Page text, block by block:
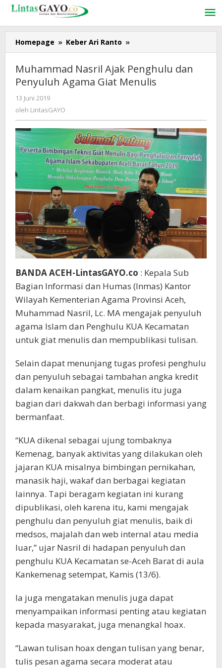
Lewati
konten
Homepage » Keber Ari Ranto »
Nasril
Penghulu
dan
Muhammad Nasril Ajak Penghulu dan
Penyuluh Agama Giat Menulis
13 Juni 2019
LintasGAYO
oleh LintasGAYO
BANDA ACEH-LintasGAYO.co : Kepala Sub
Bagian Informasi dan Humas (Inmas) Kantor
Wilayah Kementerian Agama Provinsi Aceh,
Muhammad Nasril, Lc. MA mengajak penyuluh
agama Islam dan Penghulu KUA Kecamatan
untuk giat menulis dan mempublikasi tulisan.
Selain dapat menunjang tugas profesi penghulu
dan penyuluh sebagai tambahan angka kredit
dalam kenaikan pangkat, menulis itu juga
bagian dari dakwah dan berbagi informasi yang
bermanfaat.
“KUA dikenal sebagai ujung tombaknya
Kemenag, banyak aktivitas yang dilakukan oleh
jajaran KUA misalnya bimbingan pernikahan,
manasik haji, wakaf dan berbagai kegiatan
lainnya. Tapi beragam kegiatan ini kurang
dipublikasi, oleh karena itu, kami mengajak
penghulu dan penyuluh giat menulis, baik di
medsos, majalah dan web internal atau media
luar,” ujar Nasril di hadapan penyuluh dan
penghulu KUA Kecamatan se-Aceh Barat di aula
Kankemenag setempat, Kamis (13/6).
Ia juga mengatakan menulis juga dapat
menyampaikan informasi penting atau kegiatan
kepada masyarakat, juga menangkal hoax.
“Lawan tulisan hoax dengan tulisan yang benar,
tulis pesan agama secara moderat atau